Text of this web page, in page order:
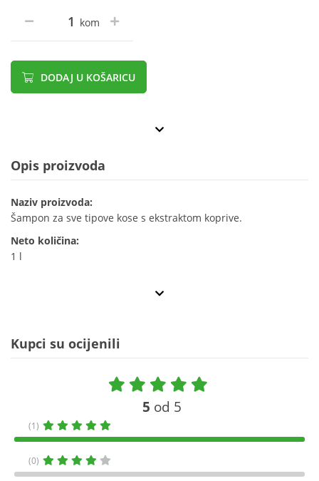
kom
DODAJ U KOŠARICU
Opis proizvoda
Naziv proizvoda:
Šampon za sve tipove kose s ekstraktom koprive.
Neto količina:
1 l
Kupci su ocijenili
5 od 5
(1)
(0)